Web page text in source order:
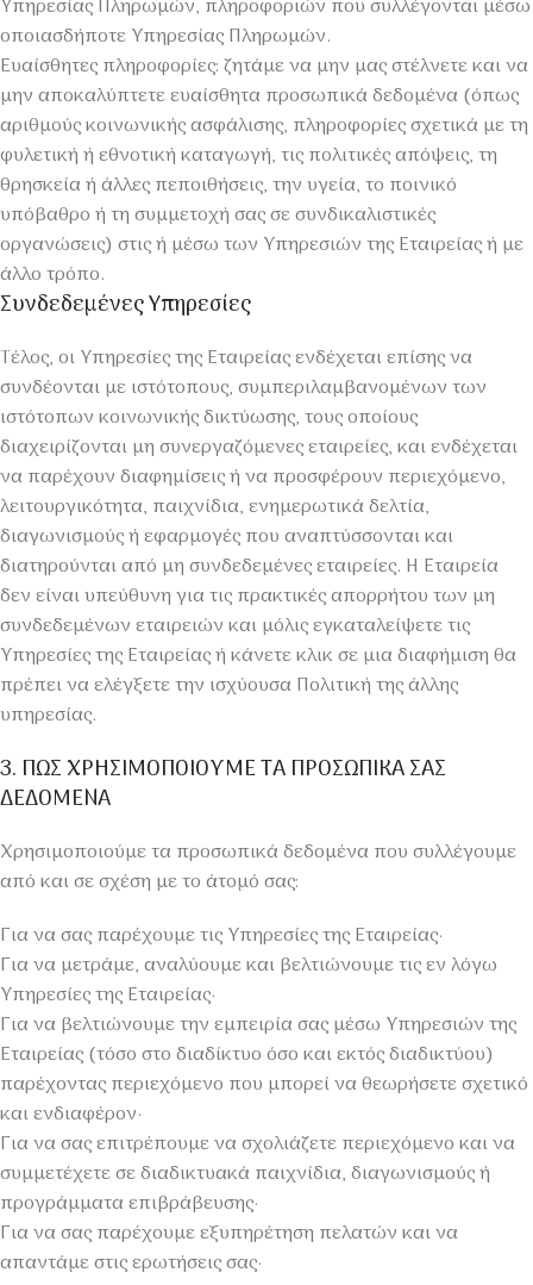
Υπηρεσίας Πληρωμών, πληροφοριών που συλλέγονται μέσω
οποιασδήποτε Υπηρεσίας Πληρωμών.
Ευαίσθητες πληροφορίες: ζητάμε να μην μας στέλνετε και να
μην αποκαλύπτετε ευαίσθητα προσωπικά δεδομένα (όπως
αριθμούς κοινωνικής ασφάλισης, πληροφορίες σχετικά με τη
φυλετική ή εθνοτική καταγωγή, τις πολιτικές απόψεις, τη
θρησκεία ή άλλες πεποιθήσεις, την υγεία, το ποινικό
υπόβαθρο ή τη συμμετοχή σας σε συνδικαλιστικές
οργανώσεις) στις ή μέσω των Υπηρεσιών της Εταιρείας ή με
άλλο τρόπο.
Συνδεδεμένες Yπηρεσίες
Τέλος, οι Υπηρεσίες της Εταιρείας ενδέχεται επίσης να
συνδέονται με ιστότοπους, συμπεριλαμβανομένων των
ιστότοπων κοινωνικής δικτύωσης, τους οποίους
διαχειρίζονται μη συνεργαζόμενες εταιρείες, και ενδέχεται
να παρέχουν διαφημίσεις ή να προσφέρουν περιεχόμενο,
λειτουργικότητα, παιχνίδια, ενημερωτικά δελτία,
διαγωνισμούς ή εφαρμογές που αναπτύσσονται και
διατηρούνται από μη συνδεδεμένες εταιρείες. Η Εταιρεία
δεν είναι υπεύθυνη για τις πρακτικές απορρήτου των μη
συνδεδεμένων εταιρειών και μόλις εγκαταλείψετε τις
Υπηρεσίες της Εταιρείας ή κάνετε κλικ σε μια διαφήμιση θα
πρέπει να ελέγξετε την ισχύουσα Πολιτική της άλλης
υπηρεσίας.
3. ΠΩΣ ΧΡΗΣΙΜΟΠΟΙΟΥΜΕ ΤΑ ΠΡΟΣΩΠΙΚΑ ΣΑΣ
ΔΕΔΟΜΕΝΑ
Χρησιμοποιούμε τα προσωπικά δεδομένα που συλλέγουμε
από και σε σχέση με το άτομό σας:
Για να σας παρέχουμε τις Υπηρεσίες της Εταιρείας·
Για να μετράμε, αναλύουμε και βελτιώνουμε τις εν λόγω
Υπηρεσίες της Εταιρείας·
Για να βελτιώνουμε την εμπειρία σας μέσω Υπηρεσιών της
Εταιρείας (τόσο στο διαδίκτυο όσο και εκτός διαδικτύου)
παρέχοντας περιεχόμενο που μπορεί να θεωρήσετε σχετικό
και ενδιαφέρον·
Για να σας επιτρέπουμε να σχολιάζετε περιεχόμενο και να
συμμετέχετε σε διαδικτυακά παιχνίδια, διαγωνισμούς ή
προγράμματα επιβράβευσης·
Για να σας παρέχουμε εξυπηρέτηση πελατών και να
απαντάμε στις ερωτήσεις σας·